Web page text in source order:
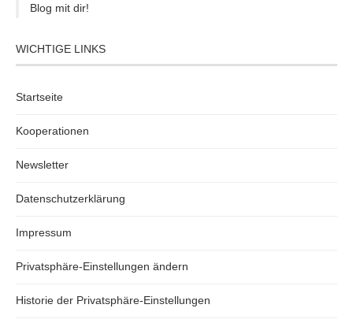
Blog mit dir!
WICHTIGE LINKS
Startseite
Kooperationen
Newsletter
Datenschutzerklärung
Impressum
Privatsphäre-Einstellungen ändern
Historie der Privatsphäre-Einstellungen